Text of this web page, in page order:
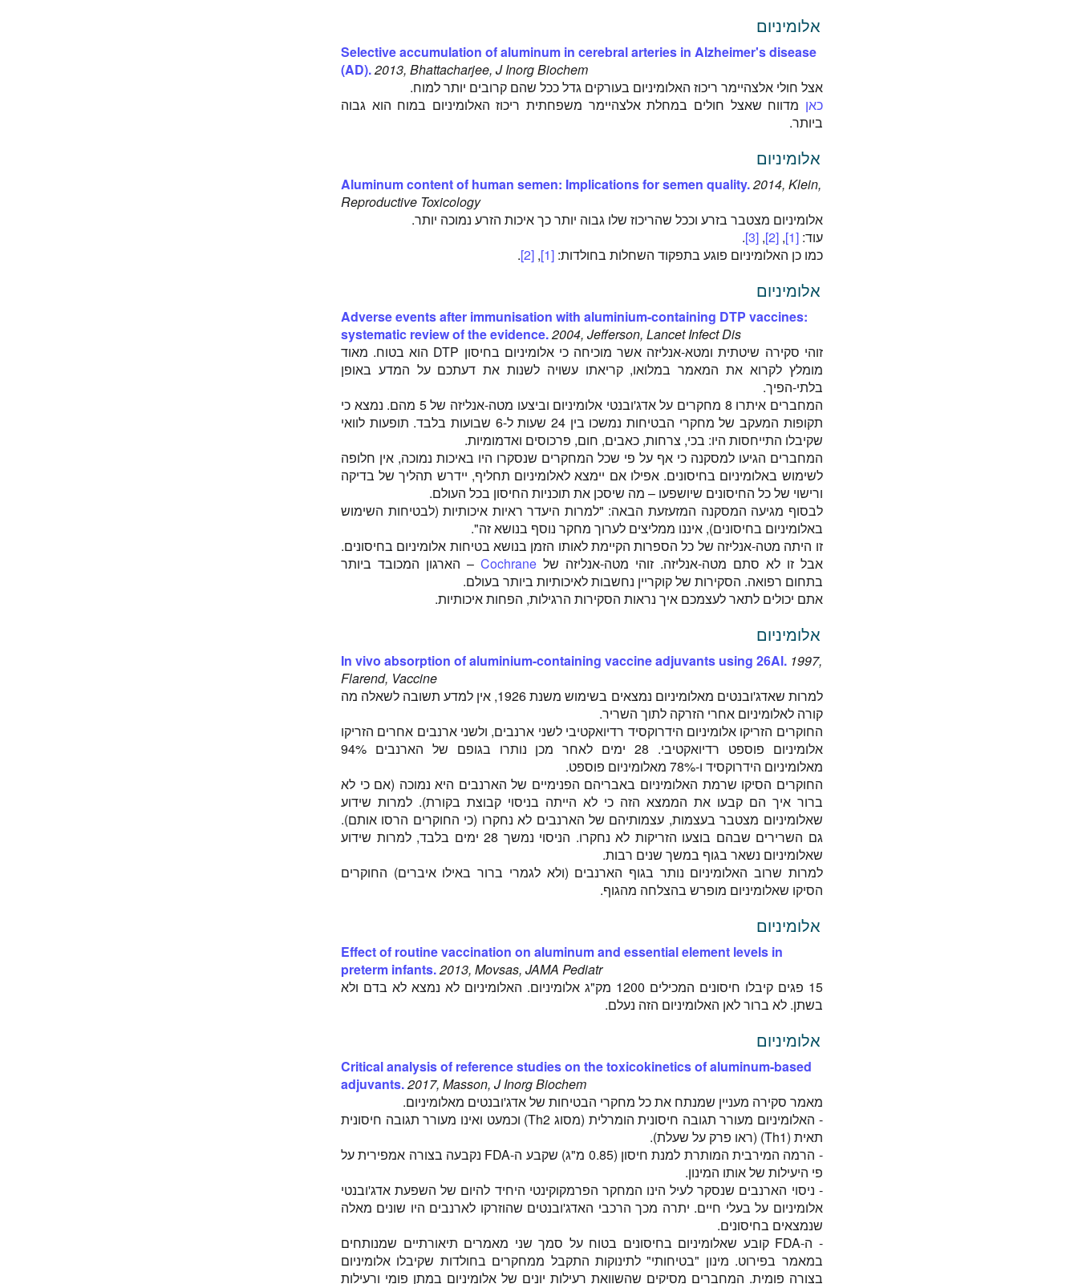
אלומיניום
Selective accumulation of aluminum in cerebral arteries in Alzheimer's disease
(AD).2013, Bhattacharjee, J Inorg Biochem
אצל חולי אלצהיימר ריכוז האלומיניום בעורקים גדל ככל שהם קרובים יותר למוח.
כאן מדווח שאצל חולים במחלת אלצהיימר משפחתית ריכוז האלומיניום במוח הוא גבוה
ביותר.
אלומיניום
Aluminum content of human semen: Implications for semen quality.2014, Klein,
Reproductive Toxicology
אלומיניום מצטבר בזרע וככל שהריכוז שלו גבוה יותר כך איכות הזרע נמוכה יותר.
עוד:[1]
,
[2]
,
[3]
.
כמו כן האלומיניום פוגע בתפקוד השחלות בחולדות:[1]
,
[2]
.
אלומיניום
Adverse events after immunisation with aluminium-containing DTP vaccines:
systematic review of the evidence.2004, Jefferson, Lancet Infect Dis
זוהי סקירה שיטתית ומטא-אנליזה אשר מוכיחה כי אלומיניום בחיסון DTP הוא בטוח. מאוד
מומלץ לקרוא את המאמר במלואו, קריאתו עשויה לשנות את דעתכם על המדע באופן
בלתי-הפיך.
המחברים איתרו 8 מחקרים על אדג'ובנטי אלומיניום וביצעו מטה-אנליזה של 5 מהם. נמצא כי
תקופות המעקב של מחקרי הבטיחות נמשכו בין 24 שעות ל-6 שבועות בלבד. תופעות לוואי
שקיבלו התייחסות היו: בכי, צרחות, כאבים, חום, פרכוסים ואדמומיות.
המחברים הגיעו למסקנה כי אף על פי שכל המחקרים שנסקרו היו באיכות נמוכה, אין חלופה
לשימוש באלומיניום בחיסונים. אפילו אם יימצא לאלומיניום תחליף, יידרש תהליך של בדיקה
ורישוי של כל החיסונים שיושפעו – מה שיסכן את תוכניות החיסון בכל העולם.
לבסוף מגיעה המסקנה המזעזעת הבאה: "למרות היעדר ראיות איכותיות (לבטיחות השימוש
באלומיניום בחיסונים), איננו ממליצים לערוך מחקר נוסף בנושא זה".
זו היתה מטה-אנליזה של כל הספרות הקיימת לאותו הזמן בנושא בטיחות אלומיניום בחיסונים.
אבל זו לא סתם מטה-אנליזה. זוהי מטה-אנליזה שלCochrane – הארגון המכובד ביותר
בתחום רפואה. הסקירות של קוקריין נחשבות לאיכותיות ביותר בעולם.
אתם יכולים לתאר לעצמכם איך נראות הסקירות הרגילות, הפחות איכותיות.
אלומיניום
In vivo absorption of aluminium-containing vaccine adjuvants using 26Al. 1997,
Flarend, Vaccine
למרות שאדג'ובנטים מאלומיניום נמצאים בשימוש משנת 1926, אין למדע תשובה לשאלה מה
קורה לאלומיניום אחרי הזרקה לתוך השריר.
החוקרים הזריקו אלומיניום הידרוקסיד רדיואקטיבי לשני ארנבים, ולשני ארנבים אחרים הזריקו
אלומיניום פוספט רדיואקטיבי. 28 ימים לאחר מכן נותרו בגופם של הארנבים 94%
מאלומיניום הידרוקסיד ו-78% מאלומיניום פוספט.
החוקרים הסיקו שרמת האלומיניום באבריהם הפנימיים של הארנבים היא נמוכה (אם כי לא
ברור איך הם קבעו את הממצא הזה כי לא הייתה בניסוי קבוצת בקורת). למרות שידוע
שאלומיניום מצטבר בעצמות, עצמותיהם של הארנבים לא נחקרו (כי החוקרים הרסו אותם).
גם השרירים שבהם בוצעו הזריקות לא נחקרו. הניסוי נמשך 28 ימים בלבד, למרות שידוע
שאלומיניום נשאר בגוף במשך שנים רבות.
למרות שרוב האלומיניום נותר בגוף הארנבים (ולא לגמרי ברור באילו איברים) החוקרים
הסיקו שאלומיניום מופרש בהצלחה מהגוף.
אלומיניום
Effect of routine vaccination on aluminum and essential element levels in
preterm infants.2013, Movsas, JAMA Pediatr
15 פגים קיבלו חיסונים המכילים 1200 מק"ג אלומיניום. האלומיניום לא נמצא לא בדם ולא
בשתן. לא ברור לאן האלומיניום הזה נעלם.
אלומיניום
Critical analysis of reference studies on the toxicokinetics of aluminum-based
adjuvants.2017, Masson, J Inorg Biochem
מאמר סקירה מעניין שמנתח את כל מחקרי הבטיחות של אדג'ובנטים מאלומיניום.
- האלומיניום מעורר תגובה חיסונית הומרלית (מסוג Th2) וכמעט ואינו מעורר תגובה חיסונית
תאית (Th1) (ראו פרק על שעלת).
- הרמה המירבית המותרת למנת חיסון (0.85 מ"ג) שקבע ה-FDA נקבעה בצורה אמפירית על
פי היעילות של אותו המינון.
- ניסוי הארנבים שנסקר לעיל הינו המחקר הפרמקוקינטי היחיד להיום של השפעת אדג'ובנטי
אלומיניום על בעלי חיים. יתרה מכך הרכבי האדג'ובנטים שהוזרקו לארנבים היו שונים מאלה
שנמצאים בחיסונים.
- ה-FDA קובע שאלומיניום בחיסונים בטוח על סמך שני מאמרים תיאורתיים שמנותחים
במאמר בפירוט. מינון "בטיחותי" לתינוקות התקבל ממחקרים בחולדות שקיבלו אלומיניום
בצורה פומית. המחברים מסיקים שהשוואת רעילות יונים של אלומיניום במתן פומי ורעילות